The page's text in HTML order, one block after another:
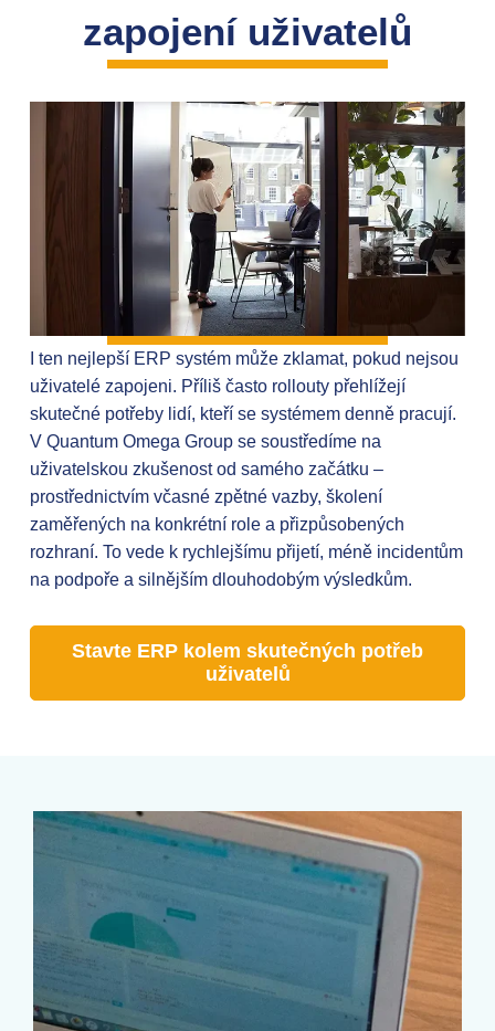
zapojení uživatelů
I ten nejlepší ERP systém může zklamat, pokud nejsou
uživatelé zapojeni. Příliš často rollouty přehlížejí
skutečné potřeby lidí, kteří se systémem denně pracují.
V Quantum Omega Group se soustředíme na
uživatelskou zkušenost od samého začátku –
prostřednictvím včasné zpětné vazby, školení
zaměřených na konkrétní role a přizpůsobených
rozhraní. To vede k rychlejšímu přijetí, méně incidentům
na podpoře a silnějším dlouhodobým výsledkům.
Stavte ERP kolem skutečných potřeb
uživatelů